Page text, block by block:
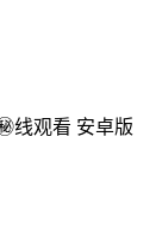
线观看 安卓版